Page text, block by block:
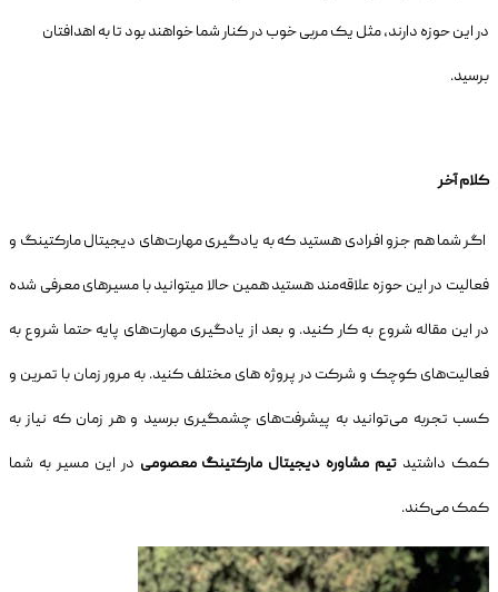
در این حوزه دارند، مثل یک مربی خوب در کنار شما خواهند بود تا به اهدافتان
برسید.
کلام آخر
اگر شما هم جزو افرادی هستید که به یادگیری مهارت‌های دیجیتال مارکتینگ و
فعالیت در این حوزه علاقه‌مند هستید همین حالا میتوانید با مسیر‌های معرفی شده
در این مقاله شروع به کار کنید. و بعد از یادگیری مهارت‌های پایه حتما شروع به
فعالیت‌های کوچک و شرکت در پروژه های مختلف کنید. به مرور زمان با تمرین و
کسب تجربه می‌توانید به پیشرفت‌های چشمگیری برسید و هر زمان که نیاز به
کمک داشتید تیم مشاوره دیجیتال مارکتینگ معصومی در این مسیر به شما
کمک می‌کند.